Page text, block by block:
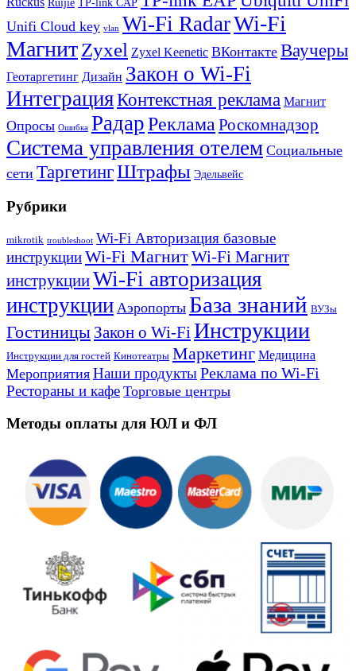
Ruijie TP-link CAP
Unifi Cloud key vlan Wi-Fi RadarWi-Fi
МагнитZyxel Zyxel Keenetic ВКонтакте Ваучеры
Геотаргетинг Дизайн Закон о Wi-Fi
ИнтеграцияКонтекстная реклама Магнит
Опросы Ошибка РадарРеклама Роскомнадзор
Система управления отелем Социальные
сети ТаргетингШтрафы Эдельвейс
Рубрики
mikrotik troubleshoot Wi-Fi Авторизация базовые
инструкцииWi-Fi МагнитWi-Fi Магнит
инструкцииWi-Fi авторизация
инструкции Аэропорты База знаний ВУЗы
Гостиницы Закон о Wi-FiИнструкции
Инструкции для гостей Кинотеатры Маркетинг Медицина
Мероприятия Наши продуктыРеклама по Wi-Fi
Рестораны и кафе Торговые центры
Методы оплаты для ЮЛ и ФЛ